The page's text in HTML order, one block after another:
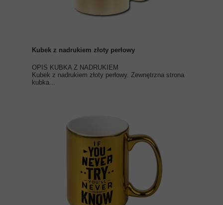
Kubek z nadrukiem złoty perłowy
OPIS KUBKA Z NADRUKIEM
Kubek z nadrukiem złoty perłowy. Zewnętrzna strona
kubka...